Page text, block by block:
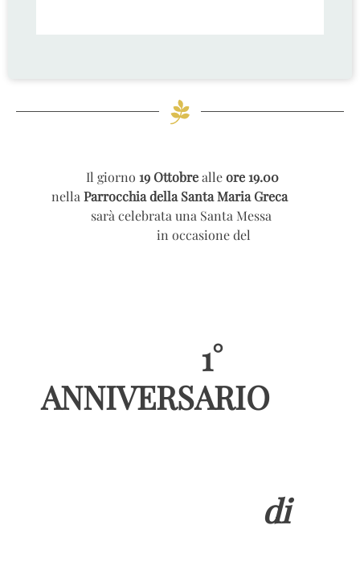
Il giorno19 Ottobrealleore 19.00
nella Parrocchia della Santa Maria Greca
sarà celebrata una Santa Messa
in occasione del
1°
ANNIVERSARIO
di